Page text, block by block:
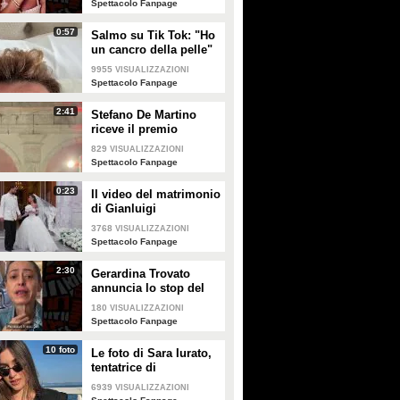
Spettacolo Fanpage
0:57
Salmo su Tik Tok: "Ho
un cancro della pelle"
e apre al dibattito sulle
creme solari
9955 VISUALIZZAZIONI
Spettacolo Fanpage
2:41
Stefano De Martino
riceve il premio
intitolato al padre
Enrico
829 VISUALIZZAZIONI
Spettacolo Fanpage
0:23
Il video del matrimonio
di Gianluigi
Donnarumma e Alessia
Elefante
3768 VISUALIZZAZIONI
Spettacolo Fanpage
2:30
Gerardina Trovato
annuncia lo stop del
tour per problemi di
salute
180 VISUALIZZAZIONI
Spettacolo Fanpage
10 foto
Le foto di Sara Iurato,
tentatrice di
Temptation Island 2026
6939 VISUALIZZAZIONI